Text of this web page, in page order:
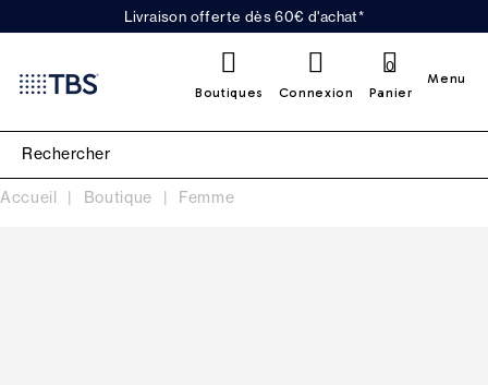
Livraison offerte dès 60€ d'achat*
Boutiques Connexion Panier
0
Menu
Accueil Boutique Femme